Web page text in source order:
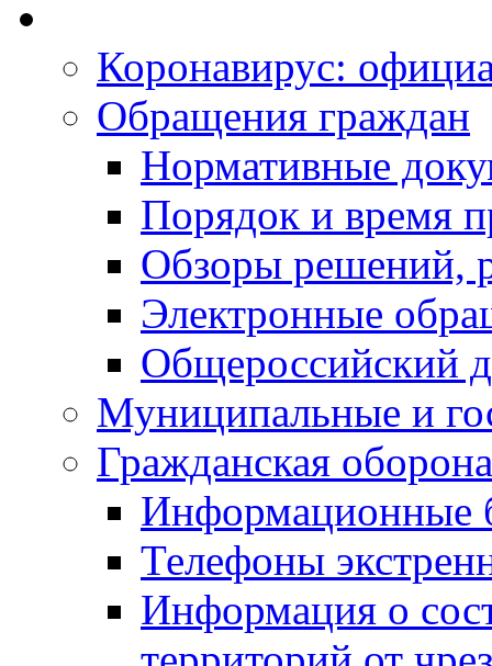
Коронавирус:
Обращения граждан
Нормативные
Порядок и время
Обзоры решений,
Электронные
Общероссийский
Муниципальные и
Гражданская
Информационные
Телефоны
Информация о